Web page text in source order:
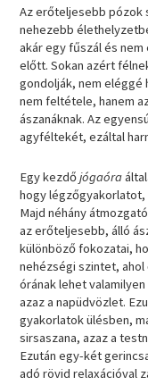
Az erőteljesebb pózok
nehezebb
akár egy fűszál és
előtt. Sokan azért
gondolják, nem eléggé
nem feltétele, hanem
ászanáknak. Az
agyféltekét, ezáltal
Egy kezdőjógaóra
hogy légzőgyakorlatot,
Majd néhány
az erőteljesebb, álló
különböző fokozatai,
nehézségi szintet,
órának lehet
azaz a napüdvözlet.
gyakorlatok ülésben,
sirsaszana, azaz a
Ezután egy-két
adó rövid relaxációval